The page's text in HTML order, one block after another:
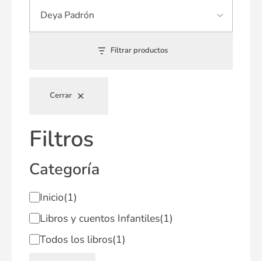
Filtrar productos
Cerrar
Filtros
Categoría
Inicio(1)
Libros y cuentos Infantiles(1)
Todos los libros(1)